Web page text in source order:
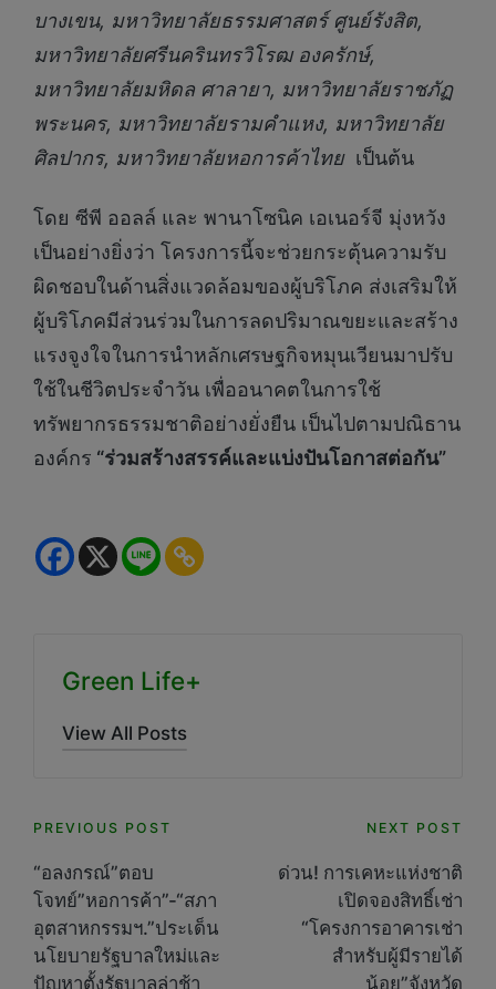
บางเขน, มหาวิทยาลัยธรรมศาสตร์ ศูนย์รังสิต,
มหาวิทยาลัยศรีนครินทรวิโรฒ องครักษ์,
มหาวิทยาลัยมหิดล ศาลายา, มหาวิทยาลัยราชภัฏ
พระนคร, มหาวิทยาลัยรามคำแหง, มหาวิทยาลัย
ศิลปากร, มหาวิทยาลัยหอการค้าไทย เป็นต้น
โดย ซีพี ออลล์ และ พานาโซนิค เอเนอร์จี มุ่งหวัง
เป็นอย่างยิ่งว่า โครงการนี้จะช่วยกระตุ้นความรับ
ผิดชอบในด้านสิ่งแวดล้อมของผู้บริโภค ส่งเสริมให้
ผู้บริโภคมีส่วนร่วมในการลดปริมาณขยะและสร้าง
แรงจูงใจในการนำหลักเศรษฐกิจหมุนเวียนมาปรับ
ใช้ในชีวิตประจำวัน เพื่ออนาคตในการใช้
ทรัพยากรธรรมชาติอย่างยั่งยืน เป็นไปตามปณิธาน
องค์กร “ร่วมสร้างสรรค์และแบ่งปันโอกาสต่อกัน”
Green Life+
View All Posts
Post
navigation
PREVIOUS POST
“อลงกรณ์”ตอบ
โจทย์”หอการค้า”-“สภา
อุตสาหกรรมฯ.”ประเด็น
นโยบายรัฐบาลใหม่และ
ปัญหาตั้งรัฐบาลล่าช้า
NEXT POST
ด่วน! การเคหะแห่งชาติ
เปิดจองสิทธิ์เช่า
“โครงการอาคารเช่า
สำหรับผู้มีรายได้
น้อย”จังหวัด